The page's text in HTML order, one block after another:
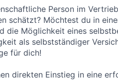
Person im
schätzt? Möchtest du in
die Möglichkeit eines
als selbstständiger
für dich!
direkten Einstieg in eine